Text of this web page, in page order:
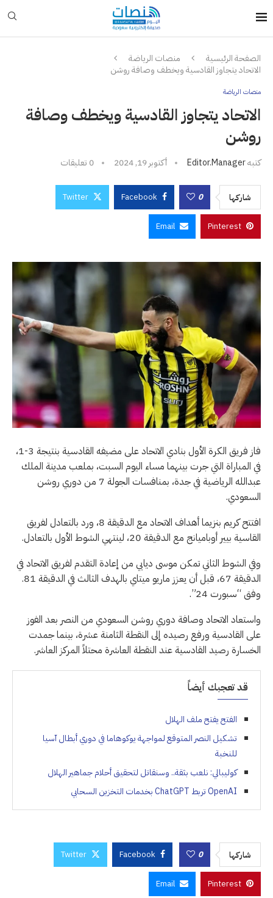
الصفحة الرئيسية
منصات الرياضة
الاتحاد يتجاوز القادسية ويخطف وصافة روشن
منصات الرياضة
الاتحاد يتجاوز القادسية ويخطف وصافة
روشن
كتبهEditor.manager أكتوبر 19, 2024 0 تعليقات
شاركها 0
Facebook
Twitter
Pinterest
Email
فاز فريق الكرة الأول بنادي الاتحاد على مضيفه القادسية بنتيجة 3-1،
في المباراة التي جرت بينهما مساء اليوم السبت، بملعب مدينة الملك
عبدالله الرياضية في جدة، بمنافسات الجولة 7 من دوري روشن
السعودي.
افتتح كريم بنزيما أهداف الاتحاد مع الدقيقة 8، ورد بالتعادل لفريق
القاسية بيير أوباميانج مع الدقيقة 20، لينتهي الشوط الأول بالتعادل.
وفي الشوط الثاني تمكن موسى ديابي من إعادة التقدم لفريق الاتحاد في
الدقيقة 67، قبل أن يعزز ماريو ميتاي بالهدف الثالث في الدقيقة 81.
وفق “سبورت 24”.
واستعاد الاتحاد وصافة دوري روشن السعودي من النصر بعد الفوز
على القادسية ورفع رصيده إلى النقطة الثامنة عشرة، بينما جمدت
الخسارة رصيد القادسية عند النقطة العاشرة محتلاً المركز العاشر.
قد تعجبك أيضاً
الفتح يفتح ملف الهلال
تشكيل النصر المتوقع لمواجهة يوكوهاما في دوري أبطال آسيا
للنخبة
كوليبالي: نلعب بثقة.. وسنقاتل لتحقيق أحلام جماهير الهلال
OpenAI تربط ChatGPT بخدمات التخزين السحابي
شاركها 0
Facebook
Twitter
Pinterest
Email